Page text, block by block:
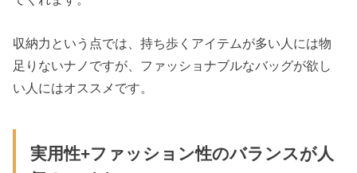
収納力という点では、持ち歩くアイテムが多い人には物
足りないナノですが、ファッショナブルなバッグが欲し
い人にはオススメです。
実用性+ファッション性のバランスが人